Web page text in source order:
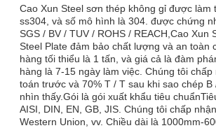
Cao Xun Steel sơn thép không gỉ được làm
ss304, và số mô hình là 304. được chứng
SGS / BV / TUV / ROHS / REACH,Cao Xun
Steel Plate đảm bảo chất lượng và an toàn
hàng tối thiểu là 1 tấn, và giá cả là đàm
hàng là 7-15 ngày làm việc. Chúng tôi chấp
toán trước và 70% T / T sau khi sao chép B
nhìn thấy.Gói là gói xuất khẩu tiêu
AISI, DIN, EN, GB, JIS. Chúng tôi chấp
Western Union, vv. Chiều dài là 1000mm-